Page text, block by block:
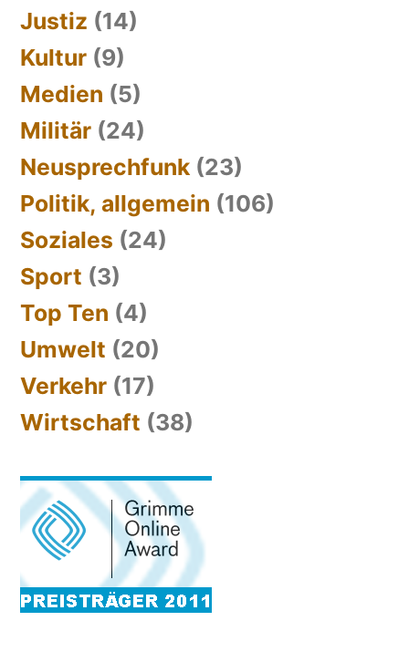
Justiz (14)
Kultur (9)
Medien (5)
Militär (24)
Neusprechfunk (23)
Politik, allgemein (106)
Soziales (24)
Sport (3)
Top Ten (4)
Umwelt (20)
Verkehr (17)
Wirtschaft (38)